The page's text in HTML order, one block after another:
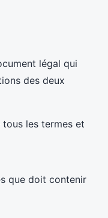
légal qui
des deux
les termes et
que doit contenir